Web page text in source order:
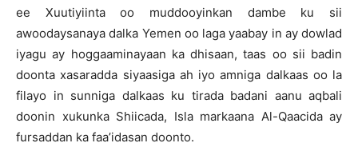
ee Xuutiyiinta oo muddooyinkan dambe ku sii
awoodaysanaya dalka Yemen oo laga yaabay in ay dowlad
iyagu ay hoggaaminayaan ka dhisaan, taas oo sii badin
doonta xasaradda siyaasiga ah iyo amniga dalkaas oo la
filayo in sunniga dalkaas ku tirada badani aanu aqbali
doonin xukunka Shiicada, Isla markaana Al-Qaacida ay
fursaddan ka faa’idasan doonto.